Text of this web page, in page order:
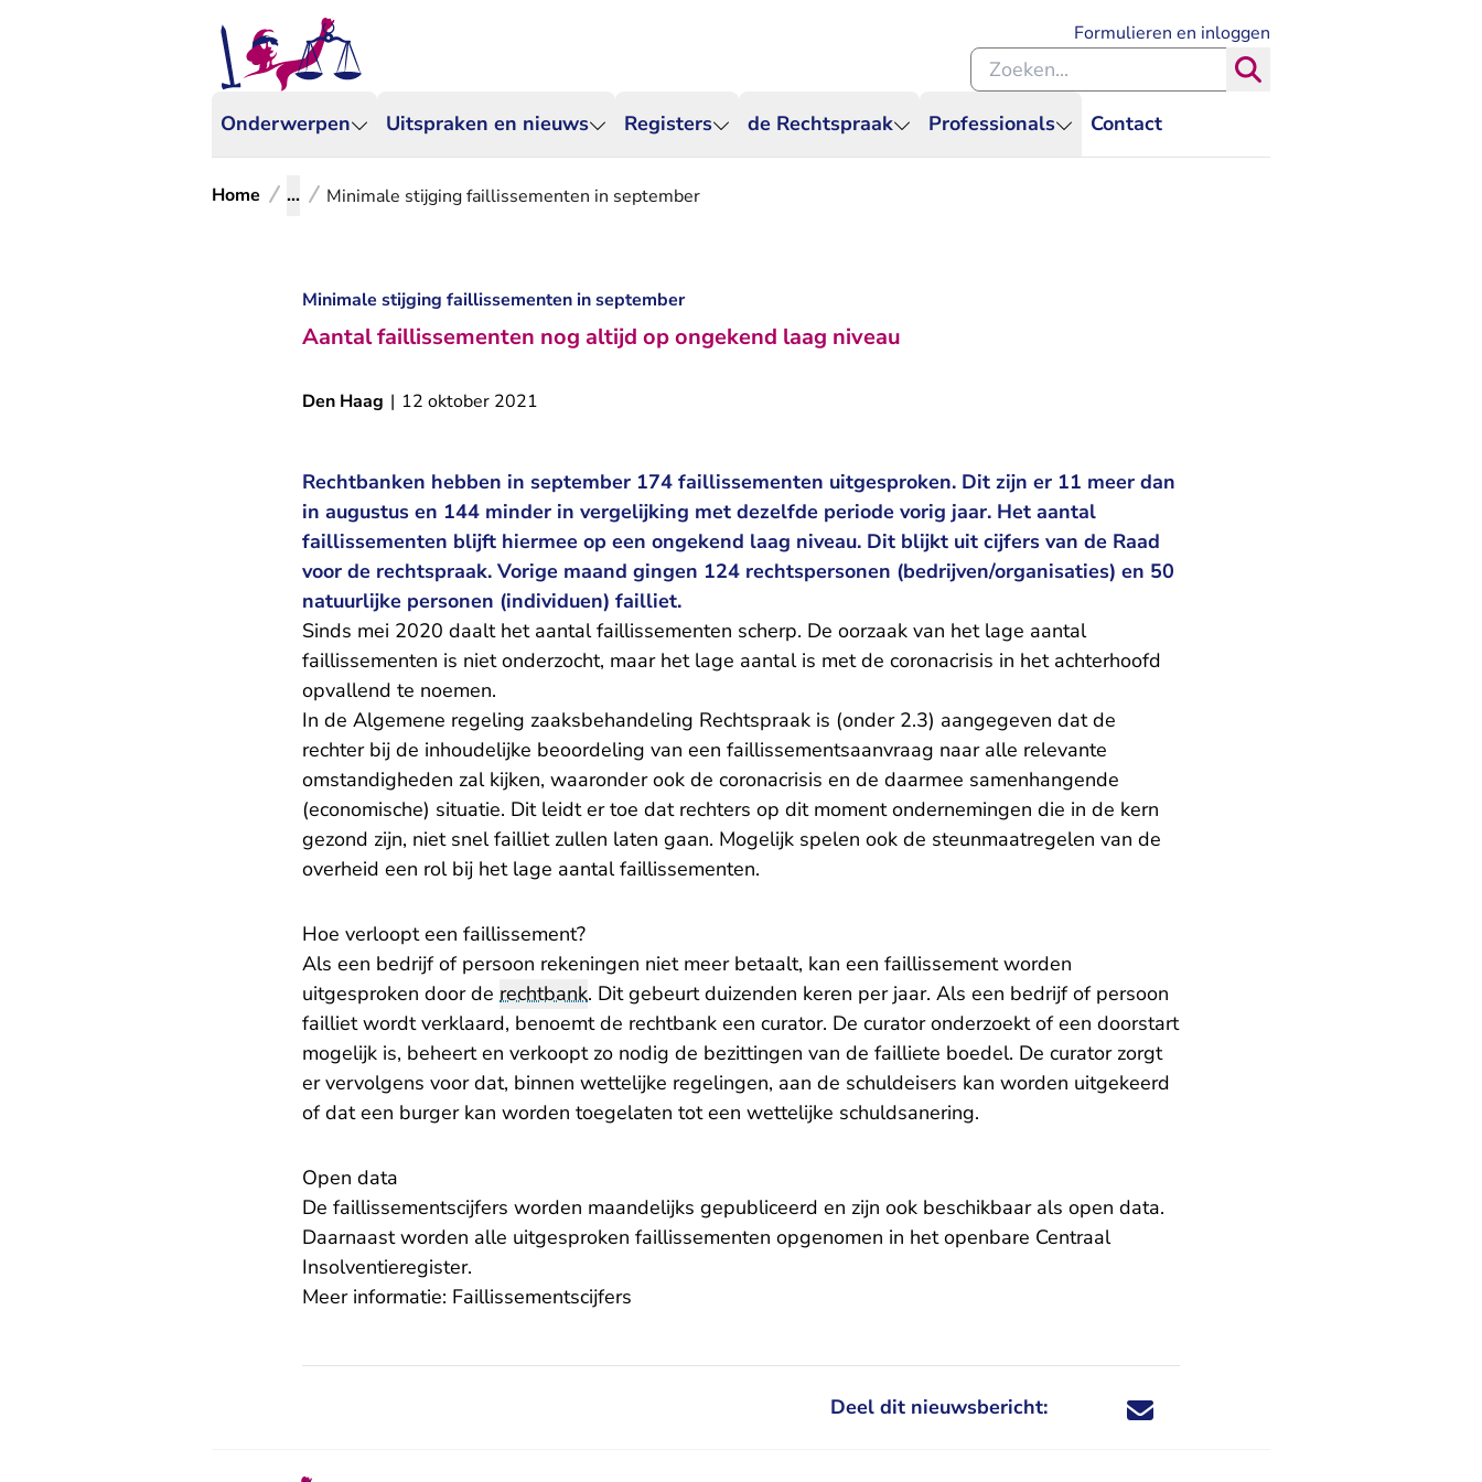
Onderwerpen Uitspraken en nieuws Registers de Rechtspraak Professionals Contact
Formulieren en inloggen
Zoeken binnen de Rechtspraak
Home ... Minimale stijging faillissementen in september
Minimale stijging faillissementen in september
Aantal faillissementen nog altijd op ongekend laag niveau
Den Haag | 12 oktober 2021
Rechtbanken hebben in september 174 faillissementen uitgesproken. Dit zijn er 11 meer dan
in augustus en 144 minder in vergelijking met dezelfde periode vorig jaar. Het aantal
faillissementen blijft hiermee op een ongekend laag niveau. Dit blijkt uit cijfers van de Raad
voor de rechtspraak. Vorige maand gingen 124 rechtspersonen (bedrijven/organisaties) en 50
natuurlijke personen (individuen) failliet.
Sinds mei 2020 daalt het aantal faillissementen scherp. De oorzaak van het lage aantal
faillissementen is niet onderzocht, maar het lage aantal is met de coronacrisis in het achterhoofd
opvallend te noemen.
In de Algemene regeling zaaksbehandeling Rechtspraak is (onder 2.3) aangegeven dat de
rechter bij de inhoudelijke beoordeling van een faillissementsaanvraag naar alle relevante
omstandigheden zal kijken, waaronder ook de coronacrisis en de daarmee samenhangende
(economische) situatie. Dit leidt er toe dat rechters op dit moment ondernemingen die in de kern
gezond zijn, niet snel failliet zullen laten gaan. Mogelijk spelen ook de steunmaatregelen van de
overheid een rol bij het lage aantal faillissementen.
Hoe verloopt een faillissement?
Als een bedrijf of persoon rekeningen niet meer betaalt, kan een faillissement worden
uitgesproken door de rechtbank. Dit gebeurt duizenden keren per jaar. Als een bedrijf of persoon
failliet wordt verklaard, benoemt de rechtbank een curator. De curator onderzoekt of een doorstart
mogelijk is, beheert en verkoopt zo nodig de bezittingen van de failliete boedel. De curator zorgt
er vervolgens voor dat, binnen wettelijke regelingen, aan de schuldeisers kan worden uitgekeerd
of dat een burger kan worden toegelaten tot een wettelijke schuldsanering.
Open data
De faillissementscijfers worden maandelijks gepubliceerd en zijn ook beschikbaar als open data.
Daarnaast worden alle uitgesproken faillissementen opgenomen in het openbare Centraal
Insolventieregister- U verlaat Rechtspraak.nl
.
Meer informatie: Faillissementscijfers
Deel dit nieuwsbericht: Deel dit nieuwsbericht via X - U verlaat
Deel dit nieuwsbericht via Facebook - U
Deel dit nieuwsbericht via e-mail
Deel dit nieuwsbericht via LinkedIn - U